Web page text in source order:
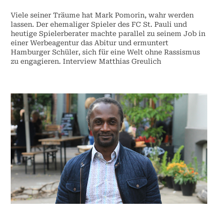
Viele seiner Träume hat Mark Pomorin, wahr werden
lassen. Der ehemaliger Spieler des FC St. Pauli und
heutige Spielerberater machte parallel zu seinem Job in
einer Werbeagentur das Abitur und ermuntert
Hamburger Schüler, sich für eine Welt ohne Rassismus
zu engagieren. Interview Matthias Greulich